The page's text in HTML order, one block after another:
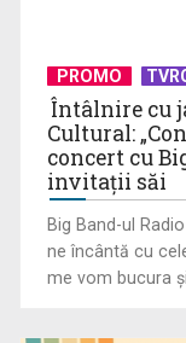
PROMO
Întâlnire cu
Cultural:
concert cu
invitaţii săi
Big Band-ul
ne încântă cu
me vom bucura